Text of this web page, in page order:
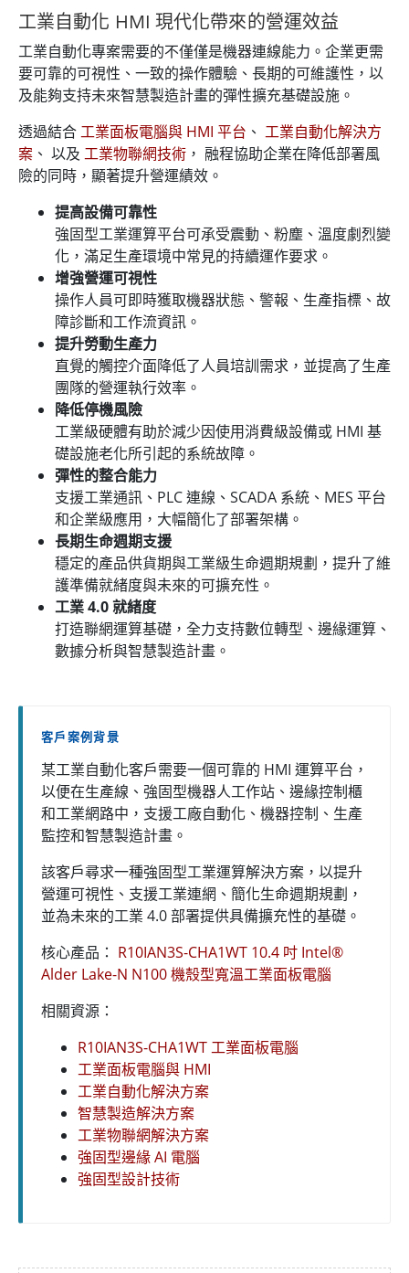
工業自動化 HMI 現代化帶來的營運效益
工業自動化專案需要的不僅僅是機器連線能力。企業更需
要可靠的可視性、一致的操作體驗、長期的可維護性，以
及能夠支持未來智慧製造計畫的彈性擴充基礎設施。
透過結合工業面板電腦與 HMI 平台 、 工業自動化解決方
案 、 以及 工業物聯網技術 ， 融程協助企業在降低部署風
險的同時，顯著提升營運績效。
提高設備可靠性
強固型工業運算平台可承受震動、粉塵、溫度劇烈變
化，滿足生產環境中常見的持續運作要求。
增強營運可視性
操作人員可即時獲取機器狀態、警報、生產指標、故
障診斷和工作流資訊。
提升勞動生產力
直覺的觸控介面降低了人員培訓需求，並提高了生產
團隊的營運執行效率。
降低停機風險
工業級硬體有助於減少因使用消費級設備或 HMI 基
礎設施老化所引起的系統故障。
彈性的整合能力
支援工業通訊、PLC 連線、SCADA 系統、MES 平台
和企業級應用，大幅簡化了部署架構。
長期生命週期支援
穩定的產品供貨期與工業級生命週期規劃，提升了維
護準備就緒度與未來的可擴充性。
工業 4.0 就緒度
打造聯網運算基礎，全力支持數位轉型、邊緣運算、
數據分析與智慧製造計畫。
客戶案例背景
某工業自動化客戶需要一個可靠的 HMI 運算平台，
以便在生產線、強固型機器人工作站、邊緣控制櫃
和工業網路中，支援工廠自動化、機器控制、生產
監控和智慧製造計畫。
該客戶尋求一種強固型工業運算解決方案，以提升
營運可視性、支援工業連網、簡化生命週期規劃，
並為未來的工業 4.0 部署提供具備擴充性的基礎。
核心產品： R10IAN3S-CHA1WT 10.4 吋 Intel®
Alder Lake-N N100 機殼型寬溫工業面板電腦
相關資源：
R10IAN3S-CHA1WT 工業面板電腦
工業面板電腦與 HMI
工業自動化解決方案
智慧製造解決方案
工業物聯網解決方案
強固型邊緣 AI 電腦
強固型設計技術